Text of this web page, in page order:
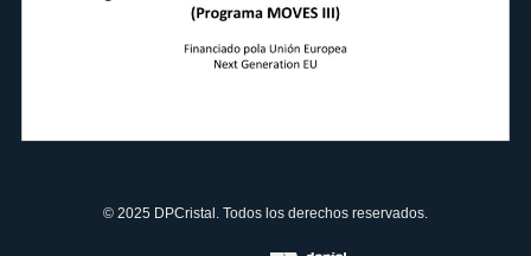
© 2025 DPCristal. Todos los derechos reservados.